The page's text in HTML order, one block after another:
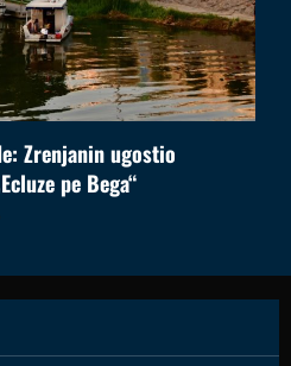
Zrenjanin ugostio
pe Bega“